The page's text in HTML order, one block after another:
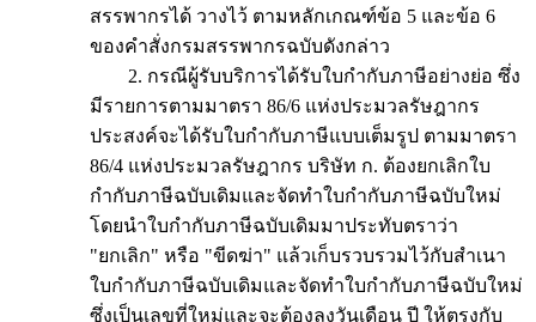
สรรพากรได้ วางไว้ ตามหลักเกณฑ์ข้อ 5 และข้อ 6
ของคำสั่งกรมสรรพากรฉบับดังกล่าว
2. กรณีผู้รับบริการได้รับใบกำกับภาษีอย่างย่อ ซึ่ง
มีรายการตามมาตรา 86/6 แห่งประมวลรัษฎากร
ประสงค์จะได้รับใบกำกับภาษีแบบเต็มรูป ตามมาตรา
86/4 แห่งประมวลรัษฎากร บริษัท ก. ต้องยกเลิกใบ
กำกับภาษีฉบับเดิมและจัดทำใบกำกับภาษีฉบับใหม่
โดยนำใบกำกับภาษีฉบับเดิมมาประทับตราว่า
"ยกเลิก" หรือ "ขีดฆ่า" แล้วเก็บรวบรวมไว้กับสำเนา
ใบกำกับภาษีฉบับเดิมและจัดทำใบกำกับภาษีฉบับใหม่
ซึ่งเป็นเลขที่ใหม่และจะต้องลงวันเดือน ปี ให้ตรงกับ